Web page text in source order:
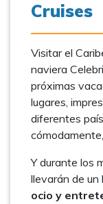
Cruises
Visitar el
naviera
próximas
lugares,
diferentes
Y durante los
llevarán de un
ocio y